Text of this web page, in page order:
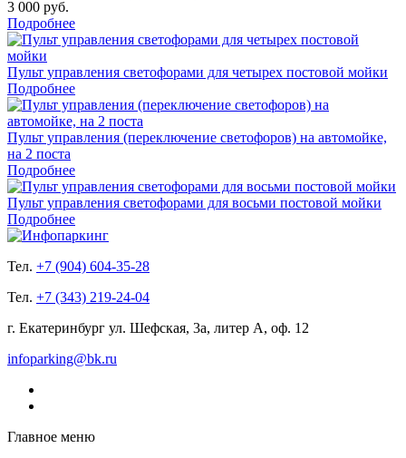
3 000 руб.
Подробнее
Пульт управления светофорами для четырех постовой мойки
Подробнее
Пульт управления (переключение светофоров) на автомойке,
на 2 поста
Подробнее
Пульт управления светофорами для восьми постовой мойки
Подробнее
Тел. +7 (904) 604-35-28
Тел. +7 (343) 219-24-04
г. Екатеринбург ул. Шефская, 3а, литер А, оф. 12
infoparking@bk.ru
Главное меню